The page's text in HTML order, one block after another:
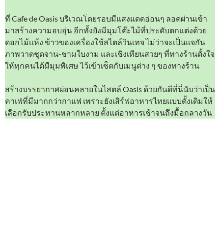
ที่ Cafe de Oasis บริเวณโดยรอบมีแสงแดดอ่อนๆ ลอดผ่านเข้า
มาสร้างความอบอุ่น อีกทั้งยังมีมุมโต๊ะไม้ที่ประดับตกแต่งด้วย
ดอกไม้เเห้ง ข้าวของเครื่องใช้สไตล์วินเทจ ไม่ว่าจะเป็นแจกัน
ภาพวาดชุดจาน-ชามใบงาม และเชิงเทียนสวยๆ ที่ทางร้านตั้งใจ
ให้ทุกคนได้มีมุมพิเศษ ไว้เข้าเซ็ตกับเมนูต่าง ๆ ของทางร้าน
สร้างบรรยากาศผ่อนคลายในไสตล์ Oasis ด้วยกันดีที่นี่นับว่าเป็น
คาเฟ่ที่มีมากกว่ากาแฟ เพราะยังเสิร์ฟอาหารไทยแบบดั้งเดิมให้
เลือกรับประทานหลากหลาย ตั้งแต่อาหารเช้าจนถึงมื้อกลางวัน